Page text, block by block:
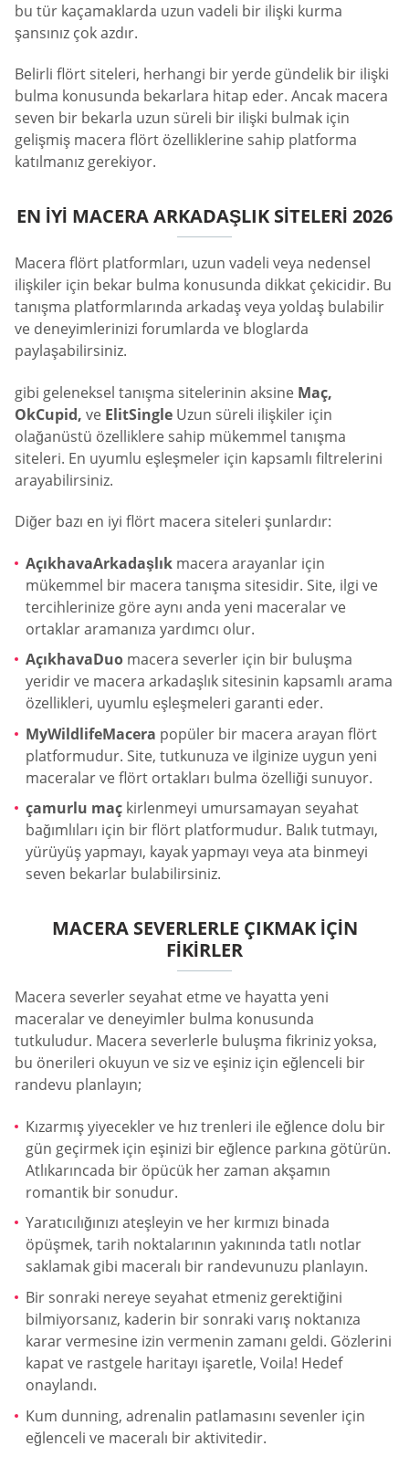
bu tür kaçamaklarda uzun vadeli bir ilişki kurma
şansınız çok azdır.
Belirli flört siteleri, herhangi bir yerde gündelik bir ilişki
bulma konusunda bekarlara hitap eder. Ancak macera
seven bir bekarla uzun süreli bir ilişki bulmak için
gelişmiş macera flört özelliklerine sahip platforma
katılmanız gerekiyor.
EN İYI MACERA ARKADAŞLIK SITELERI 2026
Macera flört platformları, uzun vadeli veya nedensel
ilişkiler için bekar bulma konusunda dikkat çekicidir. Bu
tanışma platformlarında arkadaş veya yoldaş bulabilir
ve deneyimlerinizi forumlarda ve bloglarda
paylaşabilirsiniz.
gibi geleneksel tanışma sitelerinin aksine Maç,
OkCupid, ve ElitSingle Uzun süreli ilişkiler için
olağanüstü özelliklere sahip mükemmel tanışma
siteleri. En uyumlu eşleşmeler için kapsamlı filtrelerini
arayabilirsiniz.
Diğer bazı en iyi flört macera siteleri şunlardır:
AçıkhavaArkadaşlık macera arayanlar için
mükemmel bir macera tanışma sitesidir. Site, ilgi ve
tercihlerinize göre aynı anda yeni maceralar ve
ortaklar aramanıza yardımcı olur.
AçıkhavaDuo macera severler için bir buluşma
yeridir ve macera arkadaşlık sitesinin kapsamlı arama
özellikleri, uyumlu eşleşmeleri garanti eder.
MyWildlifeMacera popüler bir macera arayan flört
platformudur. Site, tutkunuza ve ilginize uygun yeni
maceralar ve flört ortakları bulma özelliği sunuyor.
çamurlu maç kirlenmeyi umursamayan seyahat
bağımlıları için bir flört platformudur. Balık tutmayı,
yürüyüş yapmayı, kayak yapmayı veya ata binmeyi
seven bekarlar bulabilirsiniz.
MACERA SEVERLERLE ÇIKMAK İÇIN
FIKIRLER
Macera severler seyahat etme ve hayatta yeni
maceralar ve deneyimler bulma konusunda
tutkuludur. Macera severlerle buluşma fikriniz yoksa,
bu önerileri okuyun ve siz ve eşiniz için eğlenceli bir
randevu planlayın;
Kızarmış yiyecekler ve hız trenleri ile eğlence dolu bir
gün geçirmek için eşinizi bir eğlence parkına götürün.
Atlıkarıncada bir öpücük her zaman akşamın
romantik bir sonudur.
Yaratıcılığınızı ateşleyin ve her kırmızı binada
öpüşmek, tarih noktalarının yakınında tatlı notlar
saklamak gibi maceralı bir randevunuzu planlayın.
Bir sonraki nereye seyahat etmeniz gerektiğini
bilmiyorsanız, kaderin bir sonraki varış noktanıza
karar vermesine izin vermenin zamanı geldi. Gözlerini
kapat ve rastgele haritayı işaretle, Voila! Hedef
onaylandı.
Kum dunning, adrenalin patlamasını sevenler için
eğlenceli ve maceralı bir aktivitedir.